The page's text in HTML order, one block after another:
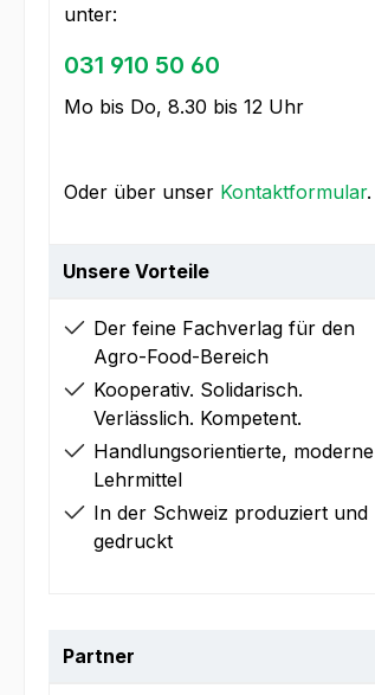
unter:
031 910 50 60
Mo bis Do, 8.30 bis 12 Uhr
Oder über unser Kontaktformular.
Unsere Vorteile
Der feine Fachverlag für den
Agro-Food-Bereich
Kooperativ. Solidarisch.
Verlässlich. Kompetent.
Handlungsorientierte, moderne
Lehrmittel
In der Schweiz produziert und
gedruckt
Partner